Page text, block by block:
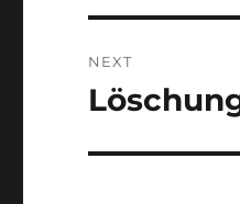
NEXT
Next